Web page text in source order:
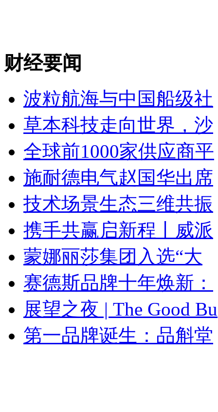
财经要闻
波粒航海与中国船级社
草本科技走向世界，沙
全球前1000家供应商平
施耐德电气赵国华出席
技术场景生态三维共振
携手共赢启新程丨威派
蒙娜丽莎集团入选“大
赛德斯品牌十年焕新：
展望之夜 | The Good Bu
第一品牌诞生：品斛堂